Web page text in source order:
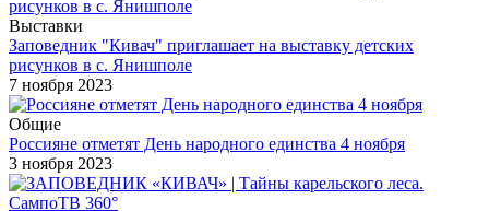
Выставки
Заповедник "Кивач" приглашает на выставку детских
рисунков в с. Янишполе
7 ноября 2023
Общие
Россияне отметят День народного единства 4 ноября
3 ноября 2023